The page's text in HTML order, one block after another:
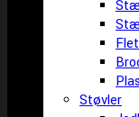
Støvler